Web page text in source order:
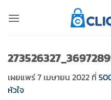
เผยแพร่7 เมษายน 2022 ที่
หัวใจ